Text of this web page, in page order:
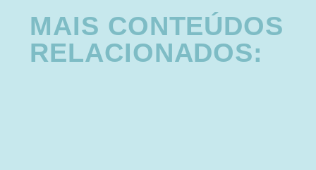
MAIS CONTEÚDOS
RELACIONADOS: